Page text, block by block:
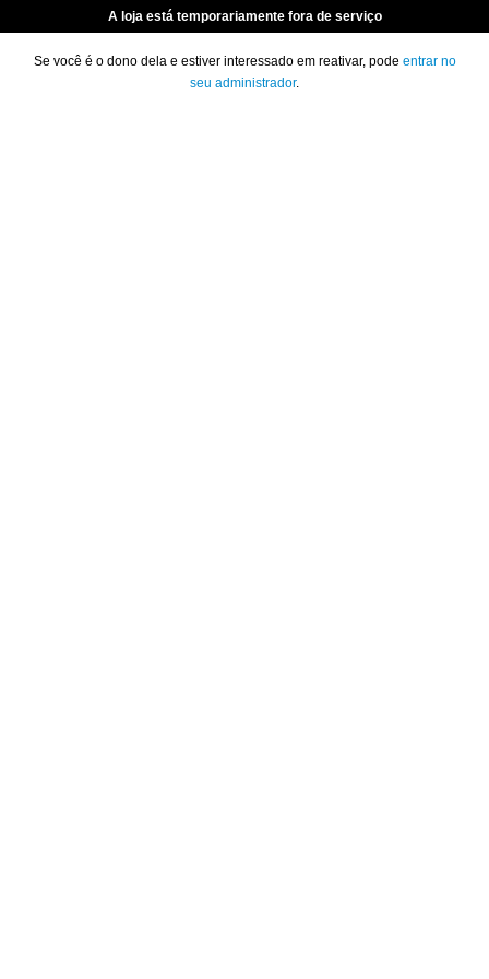
A loja está temporariamente fora de serviço
Se você é o dono dela e estiver interessado em reativar, pode entrar no
seu administrador.